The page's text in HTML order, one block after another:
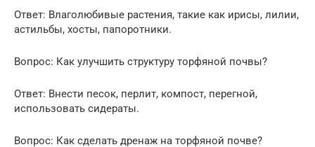
Ответ: Влаголюбивые растения, такие как ирисы, лилии,
астильбы, хосты, папоротники.
Вопрос: Как улучшить структуру торфяной почвы?
Ответ: Внести песок, перлит, компост, перегной,
использовать сидераты.
Вопрос: Как сделать дренаж на торфяной почве?